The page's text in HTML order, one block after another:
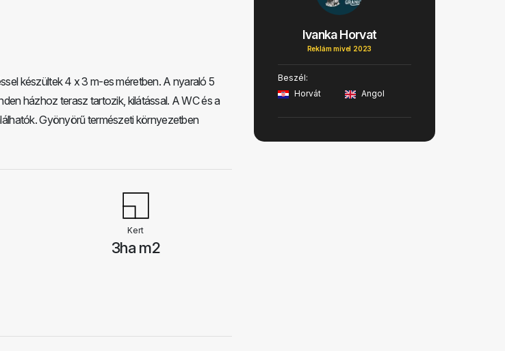
készültek 4 x 3 m-es méretben. A nyaraló 5
házhoz terasz tartozik, kilátással. A WC és a
Gyönyörű természeti környezetben
Kert
3ha m2
Ivanka Horvat
Reklám mivel 2023
Beszél:
Horvát
Angol